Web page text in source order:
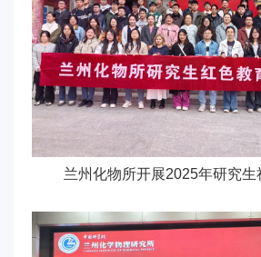
兰州化物所开展2025年研究生